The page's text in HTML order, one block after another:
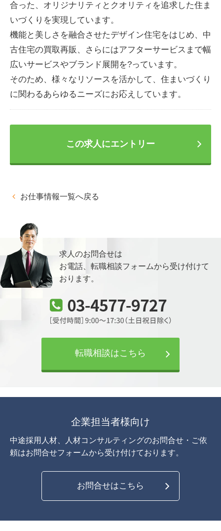
合った、オリジナリティとクオリティを追求した住ま
いづくりを実現しています。
機能と美しさを融合させたデザイン住宅をはじめ、中
古住宅の買取再販、さらにはアフターサービスまで幅
広いサービスやブランド展開を?っています。
そのため、様々なリソースを活かして、住まいづくり
に関わるあらゆるニーズにお応えしています。
この求人にエントリー
お仕事情報一覧へ戻る
求人のお問合せは
お電話、転職相談フォームから受け付けて
おります。
転職相談はこちら
企業担当者様向け
中途採用人材、人材コンサルティングのお問合せ・ご依
頼はお問合せフォームから受け付けております。
お問合せはこちら